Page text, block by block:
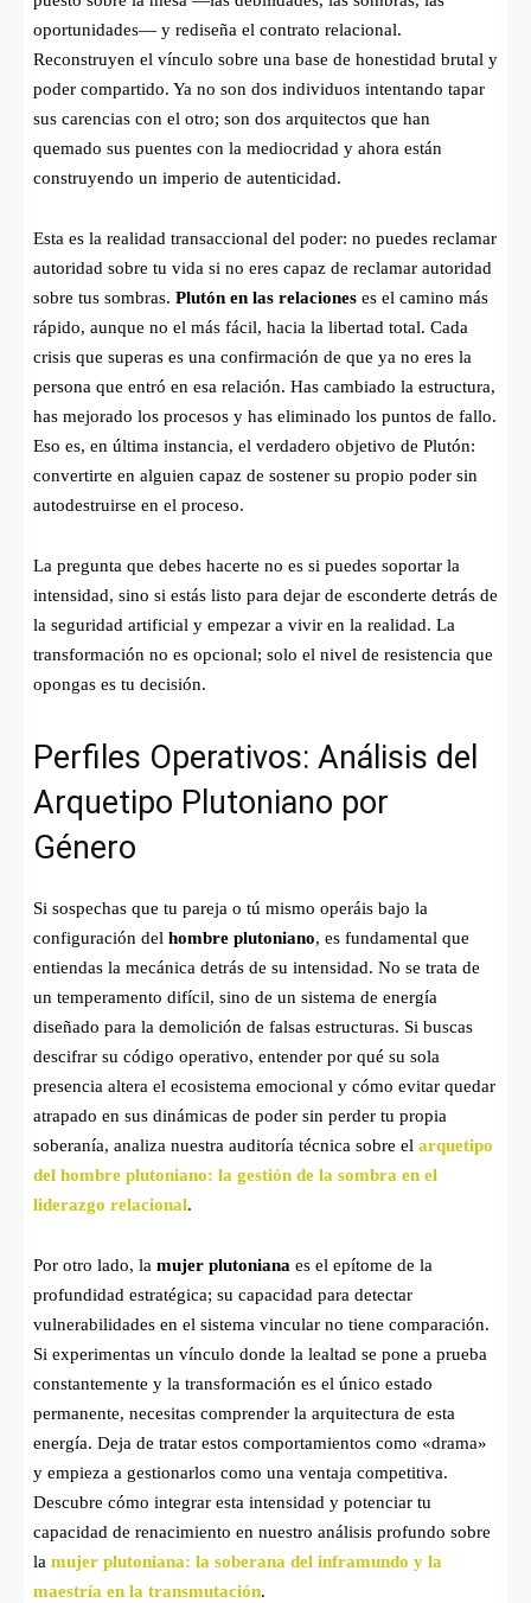
oportunidades— y rediseña el contrato relacional.
Reconstruyen el vínculo sobre una base de honestidad brutal y
poder compartido. Ya no son dos individuos intentando tapar
sus carencias con el otro; son dos arquitectos que han
quemado sus puentes con la mediocridad y ahora están
construyendo un imperio de autenticidad.
Esta es la realidad transaccional del poder: no puedes reclamar
autoridad sobre tu vida si no eres capaz de reclamar autoridad
sobre tus sombras. Plutón en las relaciones es el camino más
rápido, aunque no el más fácil, hacia la libertad total. Cada
crisis que superas es una confirmación de que ya no eres la
persona que entró en esa relación. Has cambiado la estructura,
has mejorado los procesos y has eliminado los puntos de fallo.
Eso es, en última instancia, el verdadero objetivo de Plutón:
convertirte en alguien capaz de sostener su propio poder sin
autodestruirse en el proceso.
La pregunta que debes hacerte no es si puedes soportar la
intensidad, sino si estás listo para dejar de esconderte detrás de
la seguridad artificial y empezar a vivir en la realidad. La
transformación no es opcional; solo el nivel de resistencia que
opongas es tu decisión.
Perfiles Operativos: Análisis del
Arquetipo Plutoniano por
Género
Si sospechas que tu pareja o tú mismo operáis bajo la
configuración del hombre plutoniano, es fundamental que
entiendas la mecánica detrás de su intensidad. No se trata de
un temperamento difícil, sino de un sistema de energía
diseñado para la demolición de falsas estructuras. Si buscas
descifrar su código operativo, entender por qué su sola
presencia altera el ecosistema emocional y cómo evitar quedar
atrapado en sus dinámicas de poder sin perder tu propia
soberanía, analiza nuestra auditoría técnica sobre el arquetipo
del hombre plutoniano: la gestión de la sombra en el
liderazgo relacional.
Por otro lado, la mujer plutoniana es el epítome de la
profundidad estratégica; su capacidad para detectar
vulnerabilidades en el sistema vincular no tiene comparación.
Si experimentas un vínculo donde la lealtad se pone a prueba
constantemente y la transformación es el único estado
permanente, necesitas comprender la arquitectura de esta
energía. Deja de tratar estos comportamientos como «drama»
y empieza a gestionarlos como una ventaja competitiva.
Descubre cómo integrar esta intensidad y potenciar tu
capacidad de renacimiento en nuestro análisis profundo sobre
la mujer plutoniana: la soberana del inframundo y la
maestría en la transmutación.